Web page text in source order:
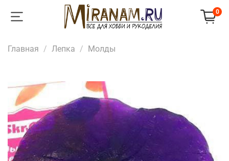
0
Главная Лепка Молды